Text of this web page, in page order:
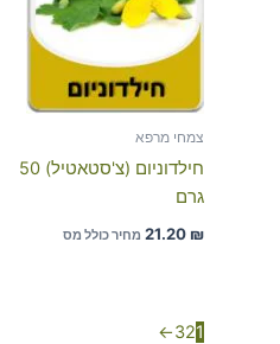
צמחי מרפא
חילדוניום (צ'סטאטיל) 50
גרם
21.20 ₪ מחיר כולל מס
1
2
3
←